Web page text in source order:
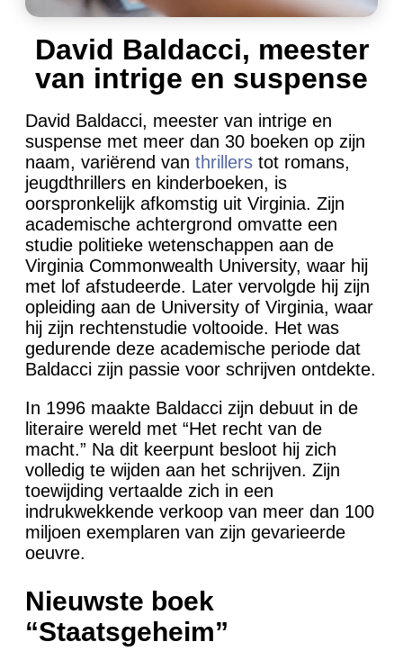
David Baldacci, meester
van intrige en suspense
David Baldacci, meester van intrige en
suspense met meer dan 30 boeken op zijn
naam, variërend van thrillers tot romans,
jeugdthrillers en kinderboeken, is
oorspronkelijk afkomstig uit Virginia. Zijn
academische achtergrond omvatte een
studie politieke wetenschappen aan de
Virginia Commonwealth University, waar hij
met lof afstudeerde. Later vervolgde hij zijn
opleiding aan de University of Virginia, waar
hij zijn rechtenstudie voltooide. Het was
gedurende deze academische periode dat
Baldacci zijn passie voor schrijven ontdekte.
In 1996 maakte Baldacci zijn debuut in de
literaire wereld met “Het recht van de
macht.” Na dit keerpunt besloot hij zich
volledig te wijden aan het schrijven. Zijn
toewijding vertaalde zich in een
indrukwekkende verkoop van meer dan 100
miljoen exemplaren van zijn gevarieerde
oeuvre.
Nieuwste boek
“Staatsgeheim”